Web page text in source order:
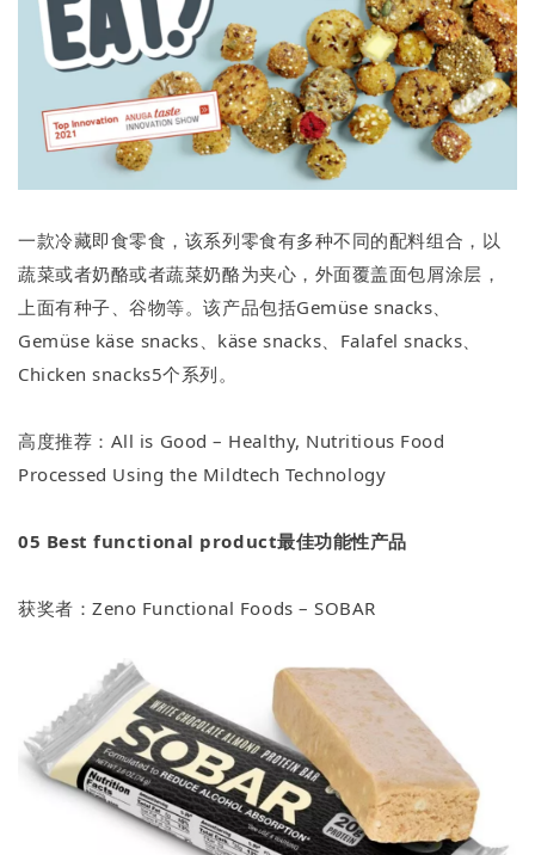
一款冷藏即食零食，该系列零食有多种不同的配料组合，以
蔬菜或者奶酪或者蔬菜奶酪为夹心，外面覆盖面包屑涂层，
上面有种子、谷物等。该产品包括Gemüse snacks、
Gemüse käse snacks、käse snacks、Falafel snacks、
Chicken snacks5个系列。
高度推荐：All is Good – Healthy, Nutritious Food
Processed Using the Mildtech Technology
05 Best functional product最佳功能性产品
获奖者：Zeno Functional Foods – SOBAR